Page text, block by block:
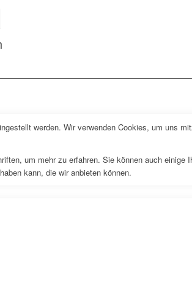
werden. Wir verwenden Cookies, um uns
um mehr zu erfahren. Sie können auch
kann, die wir anbieten können.